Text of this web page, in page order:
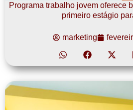
Programa trabalho jovem oferece
primeiro estágio
marketing